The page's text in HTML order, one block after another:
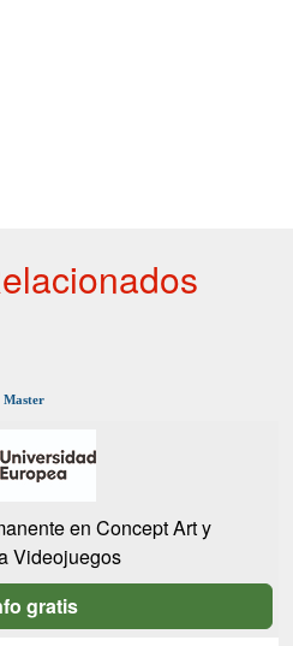
Master
en Concept Art y
Videojuegos
gratis